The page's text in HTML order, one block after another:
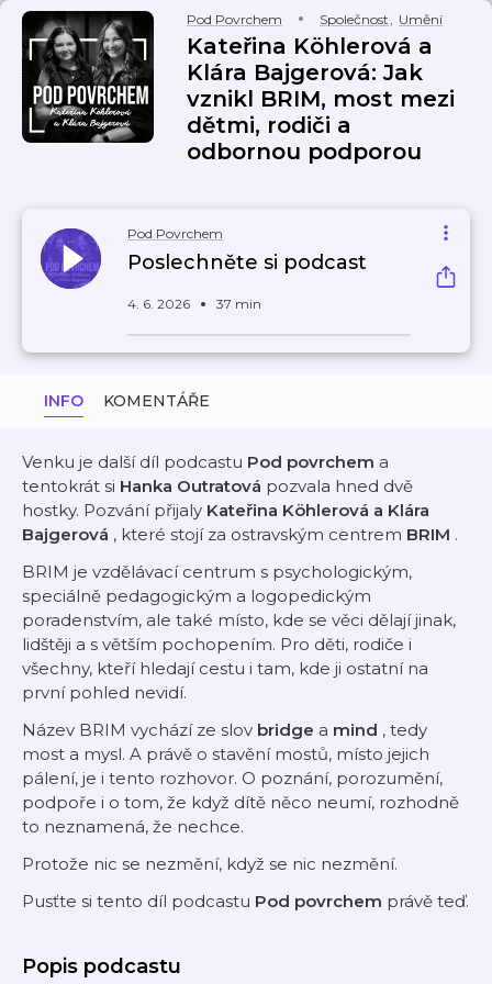
Pod Povrchem Společnost, Umění
Kateřina Köhlerová a
Klára Bajgerová: Jak
vznikl BRIM, most mezi
dětmi, rodiči a
odbornou podporou
Pod Povrchem
Poslechněte si podcast
4. 6. 2026 37 min
INFO KOMENTÁŘE
Venku je další díl podcastu Pod povrchem a
tentokrát si Hanka Outratová pozvala hned dvě
hostky. Pozvání přijaly Kateřina Köhlerová a Klára
Bajgerová , které stojí za ostravským centrem BRIM .
BRIM je vzdělávací centrum s psychologickým,
speciálně pedagogickým a logopedickým
poradenstvím, ale také místo, kde se věci dělají jinak,
lidštěji a s větším pochopením. Pro děti, rodiče i
všechny, kteří hledají cestu i tam, kde ji ostatní na
první pohled nevidí.
Název BRIM vychází ze slov bridge a mind , tedy
most a mysl. A právě o stavění mostů, místo jejich
pálení, je i tento rozhovor. O poznání, porozumění,
podpoře i o tom, že když dítě něco neumí, rozhodně
to neznamená, že nechce.
Protože nic se nezmění, když se nic nezmění.
Pusťte si tento díl podcastu Pod povrchem právě teď.
Popis podcastu